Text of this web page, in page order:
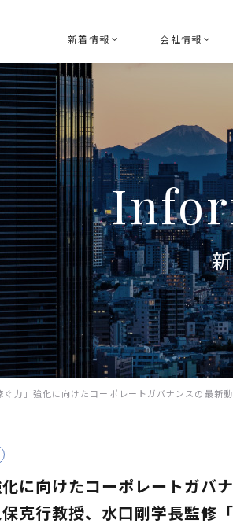
新着情報
ニュースリリース
共創活動
会社情報
トップ
アドバ
会社概要
参加団体
ぐ力」強化に向けたコーポレートガバナンスの最
に向けたコーポレートガバ
克行教授、水口剛学長監修